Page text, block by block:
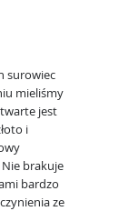
surowiec
mieliśmy
jest
i
brakuje
bardzo
ze